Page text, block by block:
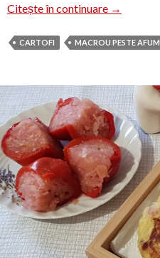
Citește în continuare Salată de
→
CARTOFI MACROU PESTE